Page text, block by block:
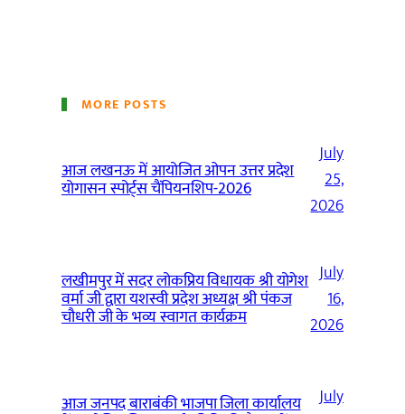
MORE POSTS
आज लखनऊ में आयोजित ओपन उत्तर प्रदेश
योगासन स्पोर्ट्स चैंपियनशिप-2026
July
25,
2026
लखीमपुर में सदर लोकप्रिय विधायक श्री योगेश
वर्मा जी द्वारा यशस्वी प्रदेश अध्यक्ष श्री पंकज
चौधरी जी के भव्य स्वागत कार्यक्रम
July
16,
2026
आज जनपद बाराबंकी भाजपा जिला कार्यालय
July